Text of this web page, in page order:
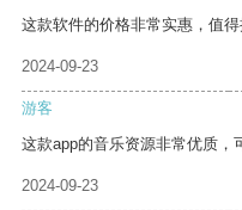
这款软件的价格非常实惠，值得
2024-09-23
游客
这款app的音乐资源非常优质，
2024-09-23